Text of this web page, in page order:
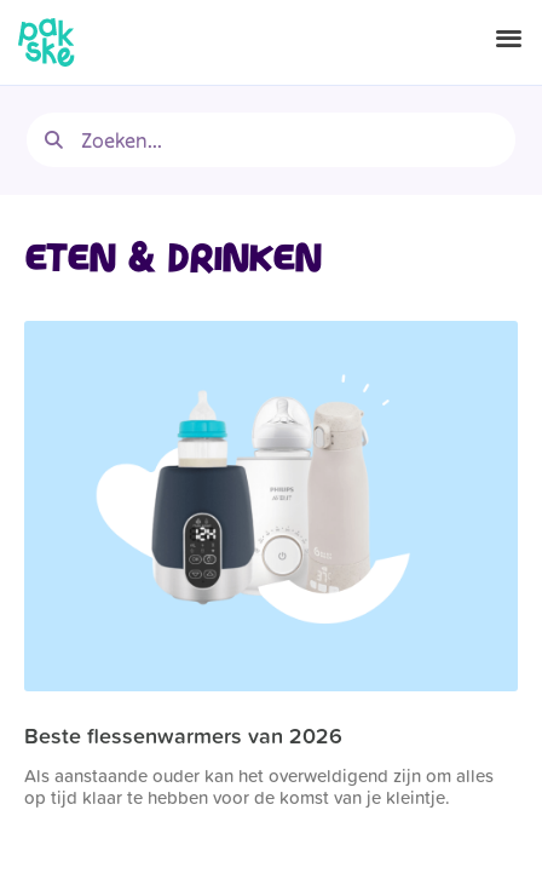
ETEN & DRINKEN
Beste flessenwarmers van 2026
Als aanstaande ouder kan het overweldigend zijn om alles
op tijd klaar te hebben voor de komst van je kleintje.